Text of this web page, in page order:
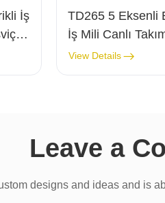
İş
TD265 5 Eksenli
İş Mili Canlı
JSWAY CNC
Tezgahı
View Details
Leave a
designs and ideas and is